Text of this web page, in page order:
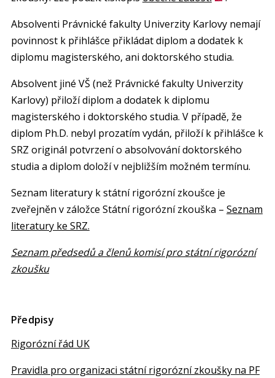
Absolventi Právnické fakulty Univerzity Karlovy nemají
povinnost k přihlášce přikládat diplom a dodatek k
diplomu magisterského, ani doktorského studia.
Absolvent jiné VŠ (než Právnické fakulty Univerzity
Karlovy) přiloží diplom a dodatek k diplomu
magisterského i doktorského studia. V případě, že
diplom Ph.D. nebyl prozatím vydán, přiloží k přihlášce k
SRZ originál potvrzení o absolvování doktorského
studia a diplom doloží v nejbližším možném termínu.
Seznam literatury k státní rigorózní zkoušce je
zveřejněn v záložce Státní rigorózní zkouška – Seznam
literatury ke SRZ.
Seznam předsedů a členů komisí pro státní rigorózní
zkoušku
Předpisy
Rigorózní řád UK
Pravidla pro organizaci státní rigorózní zkoušky na PF